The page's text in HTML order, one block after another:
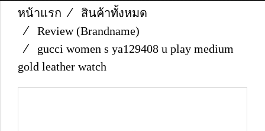
หน้าแรก
สินค้าทั้งหมด
Review (Brandname)
gucci women s ya129408 u play medium
gold leather watch